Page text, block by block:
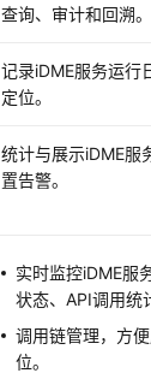
查询、审计和回溯。
记录iDME服务运行
定位。
统计与展示iDME服
置告警。
实时监控iDME服
状态、API调用统
调用链管理，方
位。